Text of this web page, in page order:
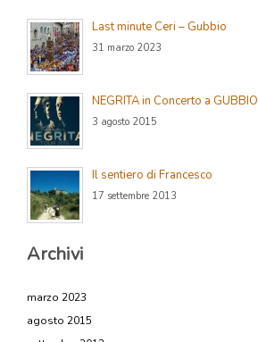
Last minute Ceri – Gubbio
31 marzo 2023
NEGRITA in Concerto a GUBBIO
3 agosto 2015
Il sentiero di Francesco
17 settembre 2013
Archivi
marzo 2023
agosto 2015